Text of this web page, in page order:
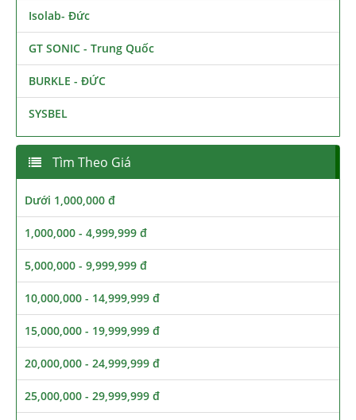
Isolab- Đức
GT SONIC - Trung Quốc
BURKLE - ĐỨC
SYSBEL
Tìm Theo Giá
Dưới 1,000,000 đ
1,000,000 - 4,999,999 đ
5,000,000 - 9,999,999 đ
10,000,000 - 14,999,999 đ
15,000,000 - 19,999,999 đ
20,000,000 - 24,999,999 đ
25,000,000 - 29,999,999 đ